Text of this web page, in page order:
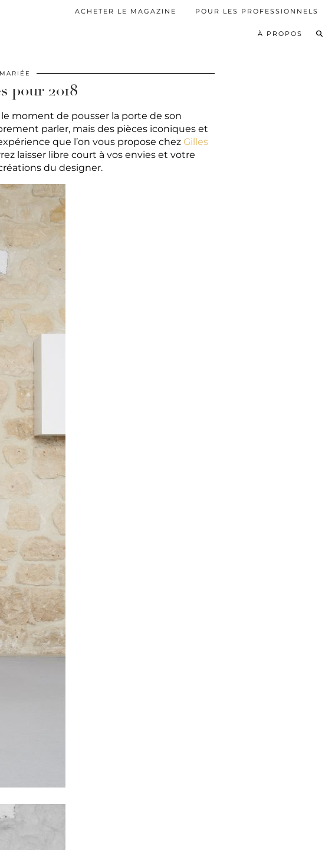
ACHETER LE MAGAZINE POUR LES PROFESSIONNELS
À PROPOS
pour 2018
le moment de pousser la porte de son
parler, mais des pièces iconiques et
que l’on vous propose chez Gilles
laisser libre court à vos envies et votre
du designer.